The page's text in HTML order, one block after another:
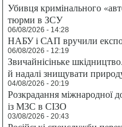
Убивця кримінального
тюрми в ЗСУ
06/08/2026 - 14:28
НАБУ і САП вручили
06/08/2026 - 12:19
Звичайнісіньке
й надалі знищувати
04/08/2026 - 20:19
Розкрадання міжнародної
із МЗС в СІЗО
03/08/2026 - 20:43